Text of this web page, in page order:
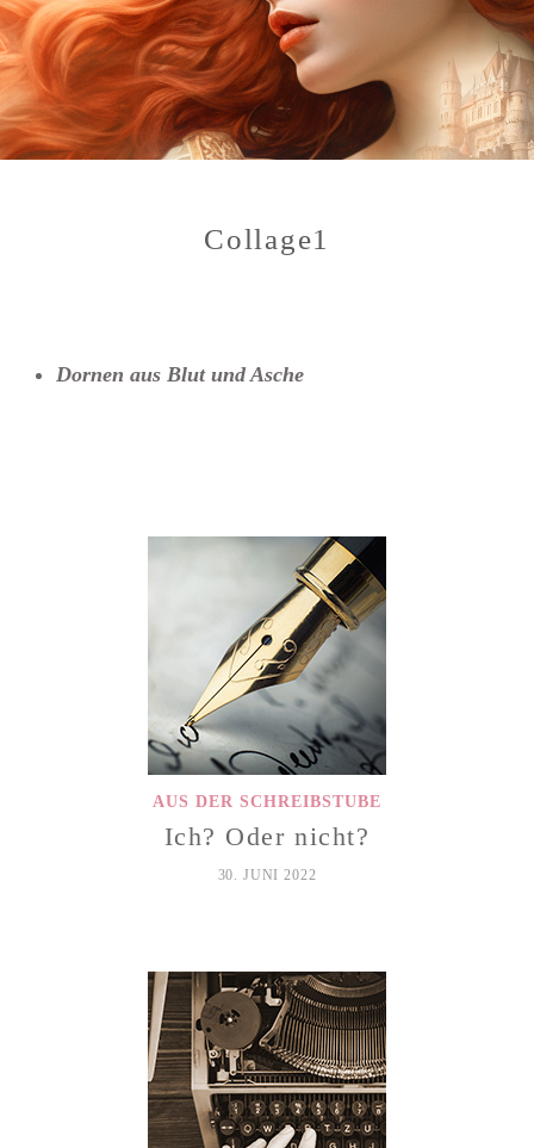
Collage1
Dornen aus Blut und Asche
AUS DER SCHREIBSTUBE
Ich? Oder nicht?
30. JUNI 2022